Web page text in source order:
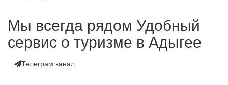
Мы всегда рядом Удобный
сервис о туризме в Адыгее
Телеграм канал